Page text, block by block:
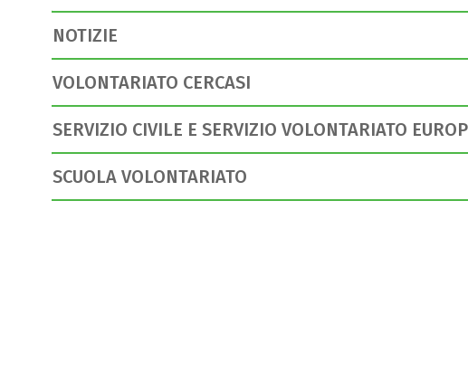
NOTIZIE
VOLONTARIATO CERCASI
SERVIZIO CIVILE E SERVIZIO VOLONTARIATO
SCUOLA VOLONTARIATO